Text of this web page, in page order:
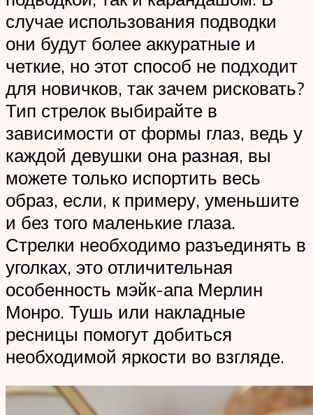
случае использования подводки
они будут более аккуратные и
четкие, но этот способ не подходит
для новичков, так зачем рисковать?
Тип стрелок выбирайте в
зависимости от формы глаз, ведь у
каждой девушки она разная, вы
можете только испортить весь
образ, если, к примеру, уменьшите
и без того маленькие глаза.
Стрелки необходимо разъединять в
уголках, это отличительная
особенность мэйк-апа Мерлин
Монро. Тушь или накладные
ресницы помогут добиться
необходимой яркости во взгляде.